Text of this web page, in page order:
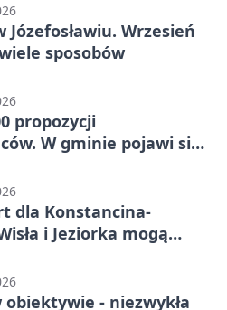
Józefosławiu. Wrzesień
sposobów
propozycji
W gminie pojawi się
dla Konstancina-
i Jeziorka mogą
obiektywie - niezwykła